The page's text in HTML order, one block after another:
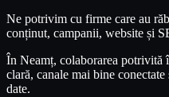
Ne potrivim cu firme care au
conținut, campanii, website și
În Neamț, colaborarea potrivită
clară, canale mai bine
date.